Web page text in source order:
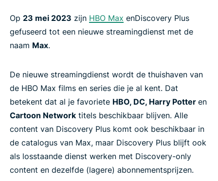
Op 23 mei 2023 zijn HBO Max enDiscovery Plus
gefuseerd tot een nieuwe streamingdienst met de
naam Max.
De nieuwe streamingdienst wordt de thuishaven van
de HBO Max films en series die je al kent. Dat
betekent dat al je favoriete HBO, DC, Harry Potter en
Cartoon Network titels beschikbaar blijven. Alle
content van Discovery Plus komt ook beschikbaar in
de catalogus van Max, maar Discovery Plus blijft ook
als losstaande dienst werken met Discovery-only
content en dezelfde (lagere) abonnementsprijzen.